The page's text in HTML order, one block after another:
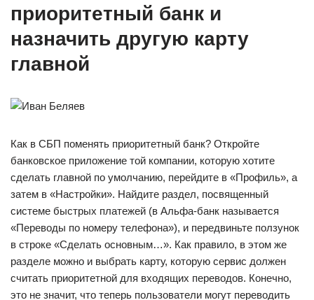
приоритетный банк и
назначить другую карту
главной
Как в СБП поменять приоритетный банк? Откройте
банковское приложение той компании, которую хотите
сделать главной по умолчанию, перейдите в «Профиль», а
затем в «Настройки». Найдите раздел, посвященный
системе быстрых платежей (в Альфа-банк называется
«Переводы по номеру телефона»), и передвиньте ползунок
в строке «Сделать основным…». Как правило, в этом же
разделе можно и выбрать карту, которую сервис должен
считать приоритетной для входящих переводов. Конечно,
это не значит, что теперь пользователи могут переводить